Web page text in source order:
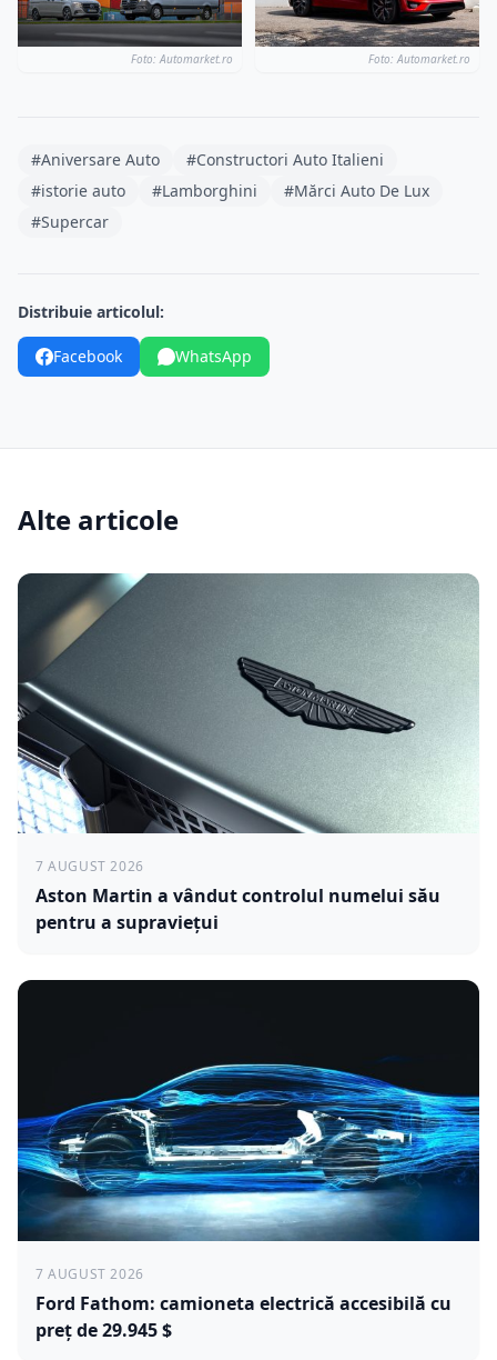
Foto: Automarket.ro Foto: Automarket.ro
#Aniversare Auto
#Constructori Auto Italieni
#istorie auto
#Lamborghini
#Mărci Auto De Lux
#Supercar
Distribuie articolul:
Facebook WhatsApp
Alte articole
7 AUGUST 2026
Aston Martin a vândut controlul numelui său
pentru a supraviețui
7 AUGUST 2026
Ford Fathom: camioneta electrică accesibilă cu
preț de 29.945 $